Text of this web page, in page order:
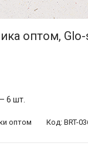
оптом, Glo-
6 шт.
оптом Код: BRT-